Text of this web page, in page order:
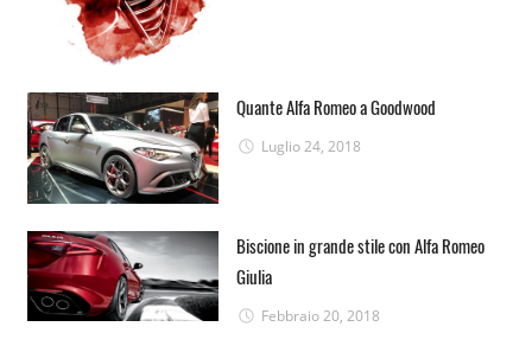
Quante Alfa Romeo a Goodwood
Luglio 24, 2018
Biscione in grande stile con Alfa Romeo
Giulia
Febbraio 20, 2018